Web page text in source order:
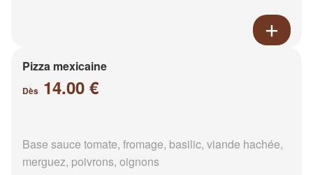
Pizza mexicaine
Dès 14.00 €
Base sauce tomate, fromage, basilic, viande hachée,
merguez, poivrons, oignons